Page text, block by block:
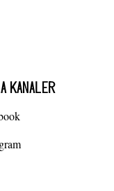
KANALER